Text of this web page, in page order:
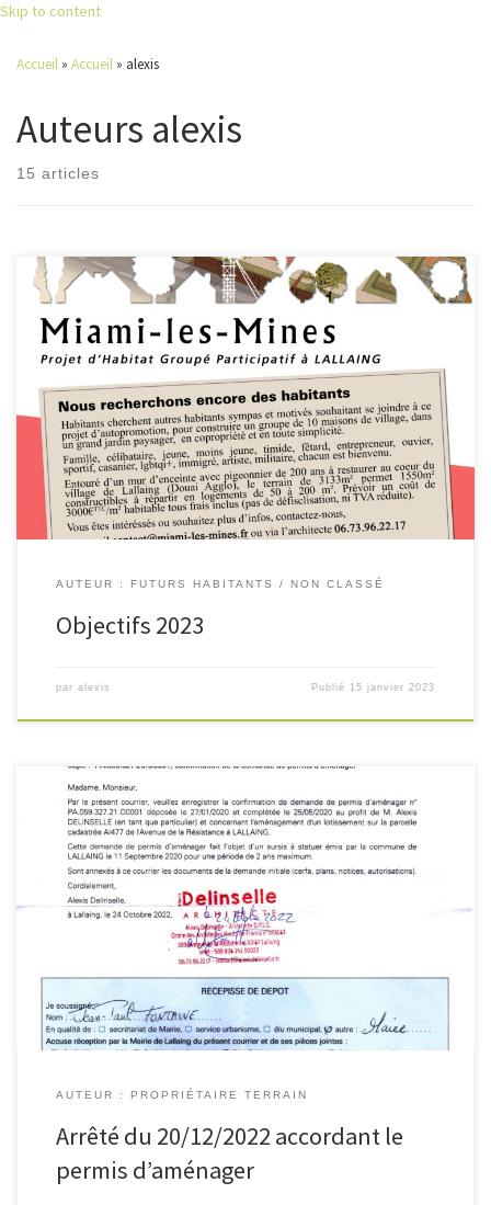
Skip to content
Accueil » Accueil » alexis
Auteurs alexis
15 articles
Tout est dit dans la mise à jour du flyer ci-dessous. C’est à contre coeur,
à l’issu du bout du bout des délais à son avantage, avec une procédure
en instance au Tribunal Administratif de Lille qui n’a toujours pas
statué, que la municipalité de Lallaing a finalement accordé fin […]
AUTEUR : FUTURS HABITANTS NON CLASSÉ
Objectifs 2023
par alexis Publié 15 janvier 2023
Mise à jour du 20 Mars 2023 : 3 rapports d’huissier de constat
d’affichage l’affichage du panneau de permis d’aménager en limite du
terrain pendant 2 mois = fin du délai de recours possible par les tiers Ci-
dessous, les liens de téléchargement des fichiers PDF du dossier
complet de demande […]
AUTEUR : PROPRIÉTAIRE TERRAIN
Arrêté du 20/12/2022 accordant le
permis d’aménager